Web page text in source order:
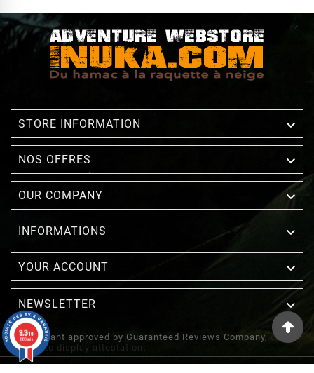
STORE INFORMATION 
NOS OFFRES 
OUR COMPANY 
INFORMATIONS 
YOUR ACCOUNT 
NEWSLETTER 
Merchant approved by Guaranteed Reviews Company, clic
here to display attestation .
9.3/10
1388 avis